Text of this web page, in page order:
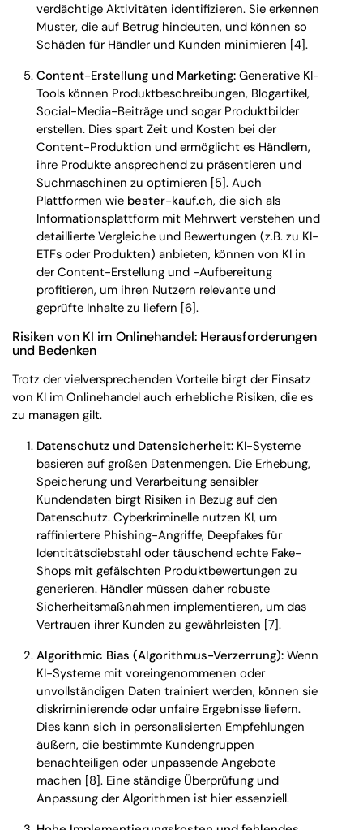
verdächtige Aktivitäten identifizieren. Sie erkennen
Muster, die auf Betrug hindeuten, und können so
Schäden für Händler und Kunden minimieren [4].
Content-Erstellung und Marketing:Generative KI-
Tools können Produktbeschreibungen, Blogartikel,
Social-Media-Beiträge und sogar Produktbilder
erstellen. Dies spart Zeit und Kosten bei der
Content-Produktion und ermöglicht es Händlern,
ihre Produkte ansprechend zu präsentieren und
Suchmaschinen zu optimieren [5]. Auch
Plattformen wie bester-kauf.ch, die sich als
Informationsplattform mit Mehrwert verstehen und
detaillierte Vergleiche und Bewertungen (z.B. zu KI-
ETFs oder Produkten) anbieten, können von KI in
der Content-Erstellung und -Aufbereitung
profitieren, um ihren Nutzern relevante und
geprüfte Inhalte zu liefern [6].
Risiken von KI im Onlinehandel: Herausforderungen
und Bedenken
Trotz der vielversprechenden Vorteile birgt der Einsatz
von KI im Onlinehandel auch erhebliche Risiken, die es
zu managen gilt.
Datenschutz und Datensicherheit:KI-Systeme
basieren auf großen Datenmengen. Die Erhebung,
Speicherung und Verarbeitung sensibler
Kundendaten birgt Risiken in Bezug auf den
Datenschutz. Cyberkriminelle nutzen KI, um
raffiniertere Phishing-Angriffe, Deepfakes für
Identitätsdiebstahl oder täuschend echte Fake-
Shops mit gefälschten Produktbewertungen zu
generieren. Händler müssen daher robuste
Sicherheitsmaßnahmen implementieren, um das
Vertrauen ihrer Kunden zu gewährleisten [7].
Algorithmic Bias (Algorithmus-Verzerrung):Wenn
KI-Systeme mit voreingenommenen oder
unvollständigen Daten trainiert werden, können sie
diskriminierende oder unfaire Ergebnisse liefern.
Dies kann sich in personalisierten Empfehlungen
äußern, die bestimmte Kundengruppen
benachteiligen oder unpassende Angebote
machen [8]. Eine ständige Überprüfung und
Anpassung der Algorithmen ist hier essenziell.